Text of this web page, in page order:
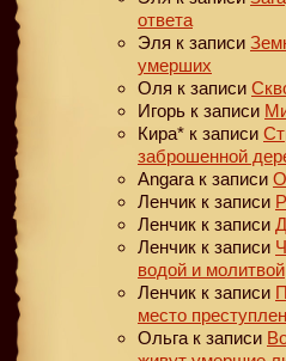
ответа
Эля к записи
умерших
Оля к записи
Игорь к записи
Кира* к записи
заброшенной
Angara к записи
Ленчик к записи
Ленчик к записи
Ленчик к записи
водой и молитвой
Ленчик к записи
место
Ольга к записи